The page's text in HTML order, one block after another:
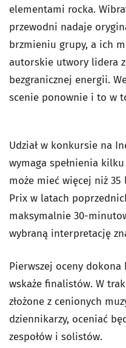
elementami rocka.
przewodni nadaje
brzmieniu grupy, a ich
autorskie utwory lidera
bezgranicznej energii.
scenie ponownie i to w
Udział w konkursie na
wymaga spełnienia
może mieć więcej niż
Prix w latach
maksymalnie 30-
wybraną interpretację
Pierwszej oceny
wskaże finalistów. W
złożone z cenionych
dziennikarzy, oceniać
zespołów i solistów.